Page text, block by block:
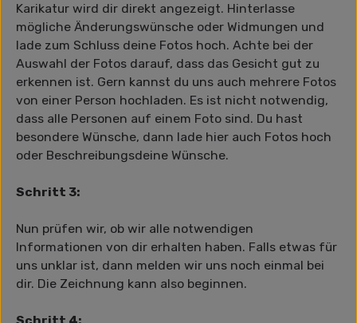
Karikatur wird dir direkt angezeigt. Hinterlasse
mögliche Änderungswünsche oder Widmungen und
lade zum Schluss deine Fotos hoch. Achte bei der
Auswahl der Fotos darauf, dass das Gesicht gut zu
erkennen ist. Gern kannst du uns auch mehrere Fotos
von einer Person hochladen. Es ist nicht notwendig,
dass alle Personen auf einem Foto sind. Du hast
besondere Wünsche, dann lade hier auch Fotos hoch
oder Beschreibungsdeine Wünsche.
Schritt 3:
Nun prüfen wir, ob wir alle notwendigen
Informationen von dir erhalten haben. Falls etwas für
uns unklar ist, dann melden wir uns noch einmal bei
dir. Die Zeichnung kann also beginnen.